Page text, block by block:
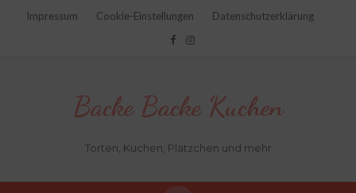
Impressum Cookie-Einstellungen Datenschutzerklärung
Backe Backe Kuchen
Torten, Kuchen, Plätzchen und mehr